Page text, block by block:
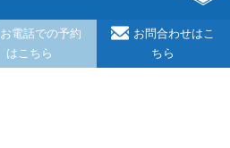
お電話での予約
はこちら
お問合わせはこ
ちら